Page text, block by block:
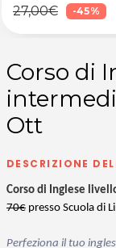
27,00€ -45%
Corso di
Ott
DESCRIZIONE
Corso di Inglese
70€ presso Scuola di
Perfeziona il tuo